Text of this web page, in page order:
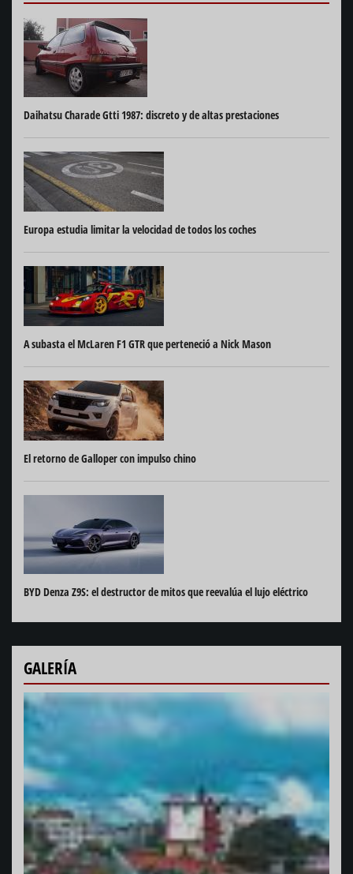
Daihatsu Charade Gtti 1987: discreto y de altas prestaciones
Europa estudia limitar la velocidad de todos los coches
A subasta el McLaren F1 GTR que perteneció a Nick Mason
El retorno de Galloper con impulso chino
BYD Denza Z9S: el destructor de mitos que reevalúa el lujo eléctrico
GALERÍA